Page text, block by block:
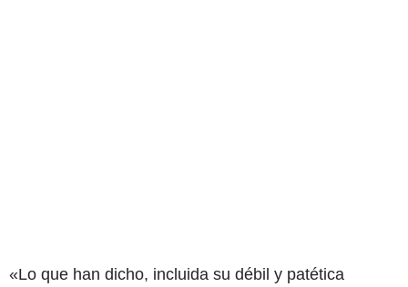
«Lo que han dicho, incluida su débil y patética